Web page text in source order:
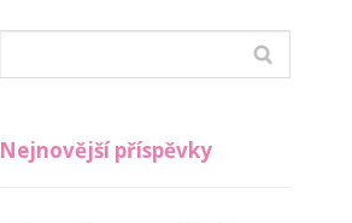
Nejnovější příspěvky